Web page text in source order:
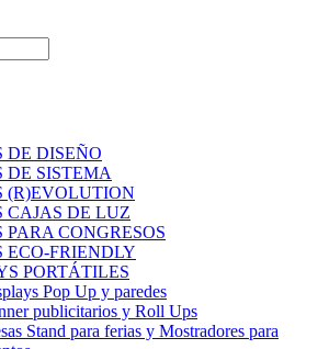
DE DISEÑO
DE SISTEMA
(R)EVOLUTION
CAJAS DE LUZ
PARA CONGRESOS
ECO-FRIENDLY
PORTÁTILES
Pop Up y paredes
publicitarios y Roll Ups
Stand para ferias y Mostradores para